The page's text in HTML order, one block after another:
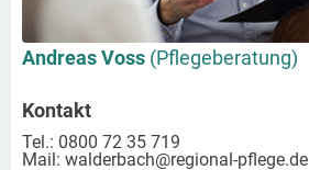
Andreas Voss (Pflegeberatung)
Kontakt
Tel.: 0800 72 35 719
Mail: walderbach@regional-pflege.de